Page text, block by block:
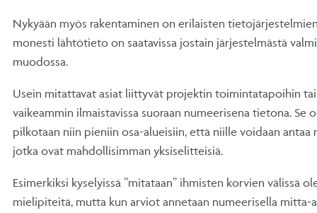
Nykyään myös rakentaminen on erilaisten
monesti lähtötieto on saatavissa jostain järjestelmästä
muodossa.
Usein mitattavat asiat liittyvät projektin toimintatapoihin
vaikeammin ilmaistavissa suoraan numeerisena tietona. Se
pilkotaan niin pieniin osa-alueisiin, että niille voidaan antaa
jotka ovat mahdollisimman yksiselitteisiä.
Esimerkiksi kyselyissä ”mitataan” ihmisten korvien välissä
mielipiteitä, mutta kun arviot annetaan numeerisella mitta-